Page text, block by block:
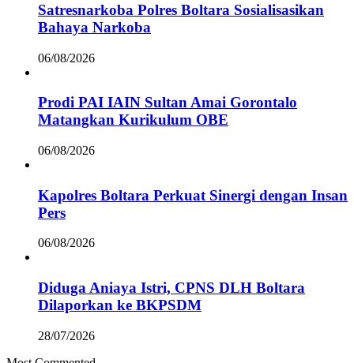
Satresnarkoba Polres Boltara Sosialisasikan
Bahaya Narkoba
06/08/2026
Prodi PAI IAIN Sultan Amai Gorontalo
Matangkan Kurikulum OBE
06/08/2026
Kapolres Boltara Perkuat Sinergi dengan Insan
Pers
06/08/2026
Diduga Aniaya Istri, CPNS DLH Boltara
Dilaporkan ke BKPSDM
28/07/2026